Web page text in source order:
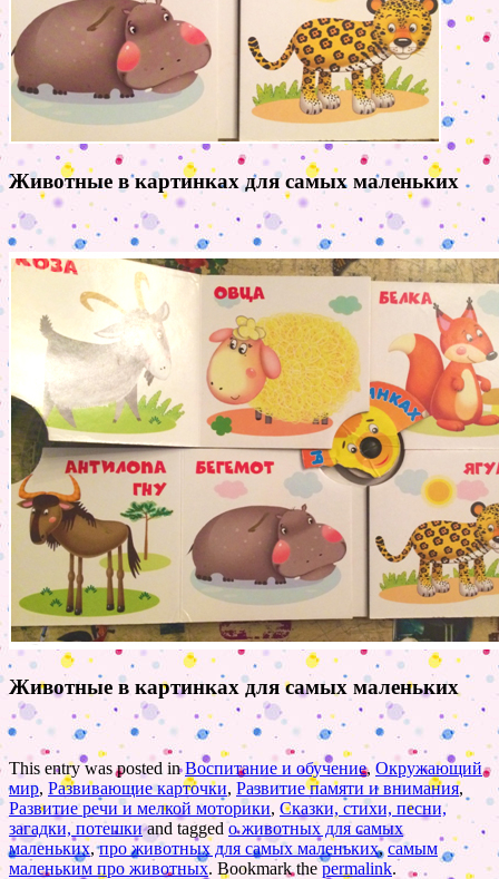
Животные в картинках для самых маленьких
Животные в картинках для самых маленьких
This entry was posted inВоспитание и обучение, Окружающий
мир, Развивающие карточки, Развитие памяти и внимания,
Развитие речи и мелкой моторики, Сказки, стихи, песни,
загадки, потешкиand taggedо животных для самых
маленьких,про животных для самых маленьких,самым
маленьким про животных. Bookmark thepermalink.